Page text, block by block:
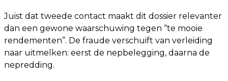
Juist dat tweede contact maakt dit dossier relevanter
dan een gewone waarschuwing tegen “te mooie
rendementen”. De fraude verschuift van verleiding
naar uitmelken: eerst de nepbelegging, daarna de
nepredding.